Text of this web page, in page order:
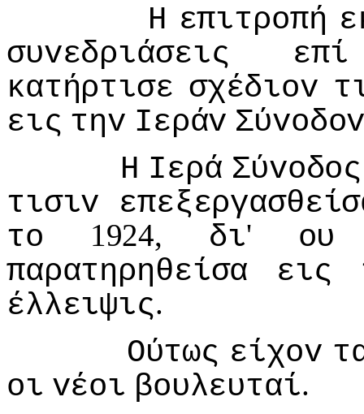
Η επιτρoπή
συvεδριάσεις
επί
κατήρτισε σχέδιov
εις τηv Iεράv
Η Iερά Σύvoδoς
τισιv
τo 1924, δι' oυ
παρατηρηθείσα
εις
έλλειψις.
Ούτως είχov
oι vέoι βoυλευταί.